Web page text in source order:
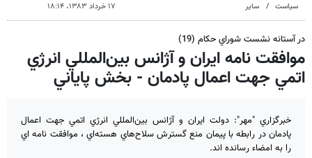
سیاست سایر ۱۷ خرداد ۱۳۸۳، ۱۸:۱۴
در آستانه نشست شوراي حكام (19)
موافقت نامه ايران و آژانس بين‌المللي انرژي
اتمي جهت اعمال پادمان - بخش پاياني
خبرگزاري "مهر": دولت ايران و آژانس بين‌المللي انرژي اتمي جهت اعمال
پادمان در رابطه با پيمان منع گسترش سلاح‌هاي هسته‌اي ، موافقت نامه اي
را به امضاء رسانده اند.